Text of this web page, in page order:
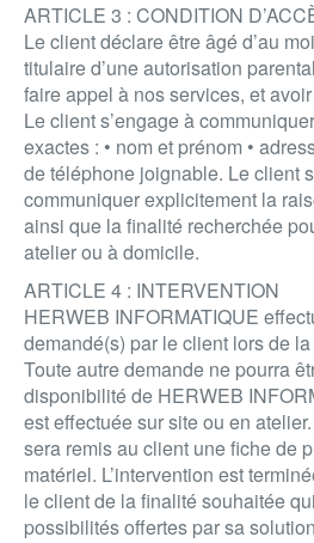
ARTICLE 3 : CONDITION
Le client déclare être âgé d’au
titulaire d’une autorisation
faire appel à nos services, et
Le client s’engage à
exactes : • nom et prénom •
de téléphone joignable. Le client
communiquer explicitement la
ainsi que la finalité recherchée
atelier ou à domicile.
ARTICLE 4 : INTERVENTION
HERWEB INFORMATIQUE
demandé(s) par le client lors de
Toute autre demande ne pourra
disponibilité de HERWEB
est effectuée sur site ou en
sera remis au client une fiche de
matériel. L’intervention est
le client de la finalité souhaitée
possibilités offertes par sa